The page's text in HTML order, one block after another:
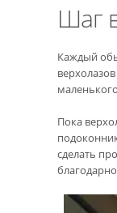
Шаг
Каждый
Пока
сделать